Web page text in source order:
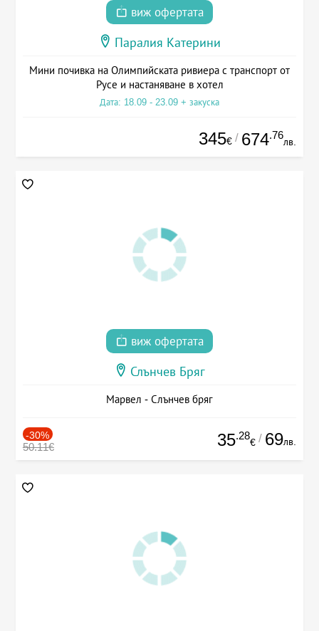
виж офертата
Паралия Катерини
Мини почивка на Олимпийската ривиера с транспорт от
Русе и настаняване в хотел
Дата: 18.09 - 23.09 + закуска
345€ / 674.76
лв.
виж офертата
Слънчев Бряг
Марвел - Слънчев бряг
-30%
50.11€ 35.28
€ / 69лв.